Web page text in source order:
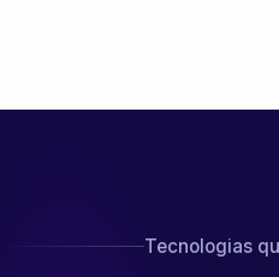
Tecnologias